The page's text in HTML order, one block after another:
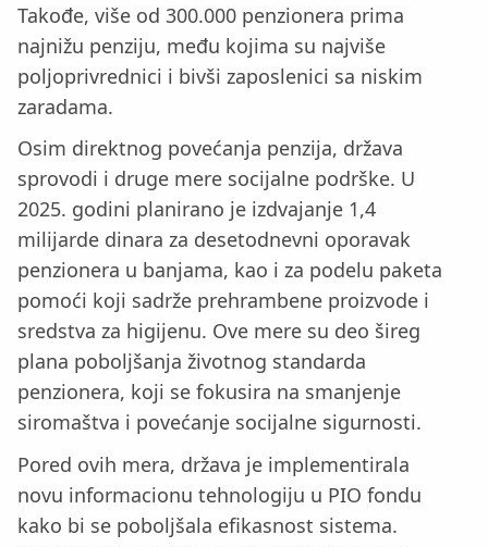
Takođe, više od 300.000 penzionera prima
najnižu penziju, među kojima su najviše
poljoprivrednici i bivši zaposlenici sa niskim
zaradama.
Osim direktnog povećanja penzija, država
sprovodi i druge mere socijalne podrške. U
2025. godini planirano je izdvajanje 1,4
milijarde dinara za desetodnevni oporavak
penzionera u banjama, kao i za podelu paketa
pomoći koji sadrže prehrambene proizvode i
sredstva za higijenu. Ove mere su deo šireg
plana poboljšanja životnog standarda
penzionera, koji se fokusira na smanjenje
siromaštva i povećanje socijalne sigurnosti.
Pored ovih mera, država je implementirala
novu informacionu tehnologiju u PIO fondu
kako bi se poboljšala efikasnost sistema.